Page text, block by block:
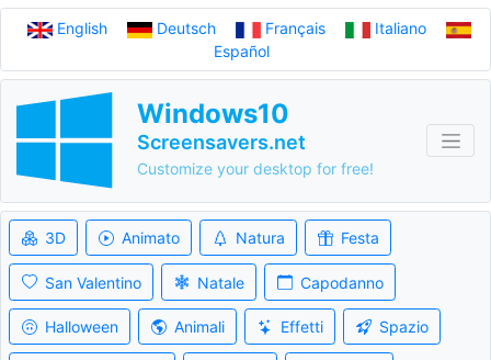
English Deutsch Français
Italiano
Español
Windows10
Screensavers.net
Customize your desktop for free!
3D Animato Natura Festa
San Valentino Natale Capodanno
Halloween Animali Effetti Spazio